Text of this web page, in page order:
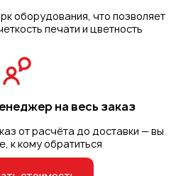
оборудования, что позволяет
печати и цветность
на весь заказ
от расчёта до доставки — вы
к кому обратиться